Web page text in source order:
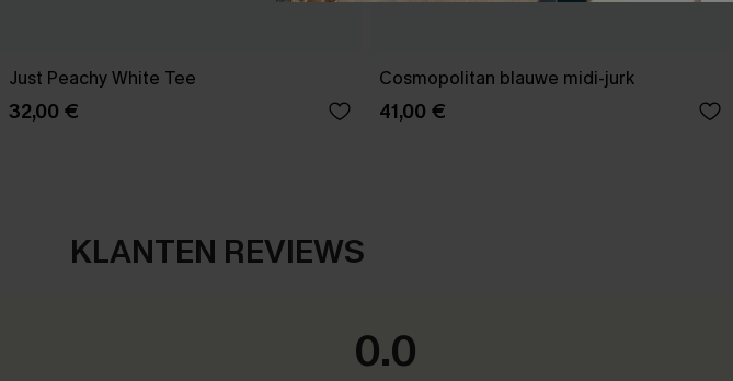
Just Peachy White Tee
32,00 €
Cosmopolitan blauwe midi-jurk
41,00 €
KLANTEN REVIEWS
0.0